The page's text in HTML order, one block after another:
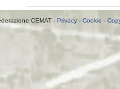
CEMAT - Privacy - Cookie -